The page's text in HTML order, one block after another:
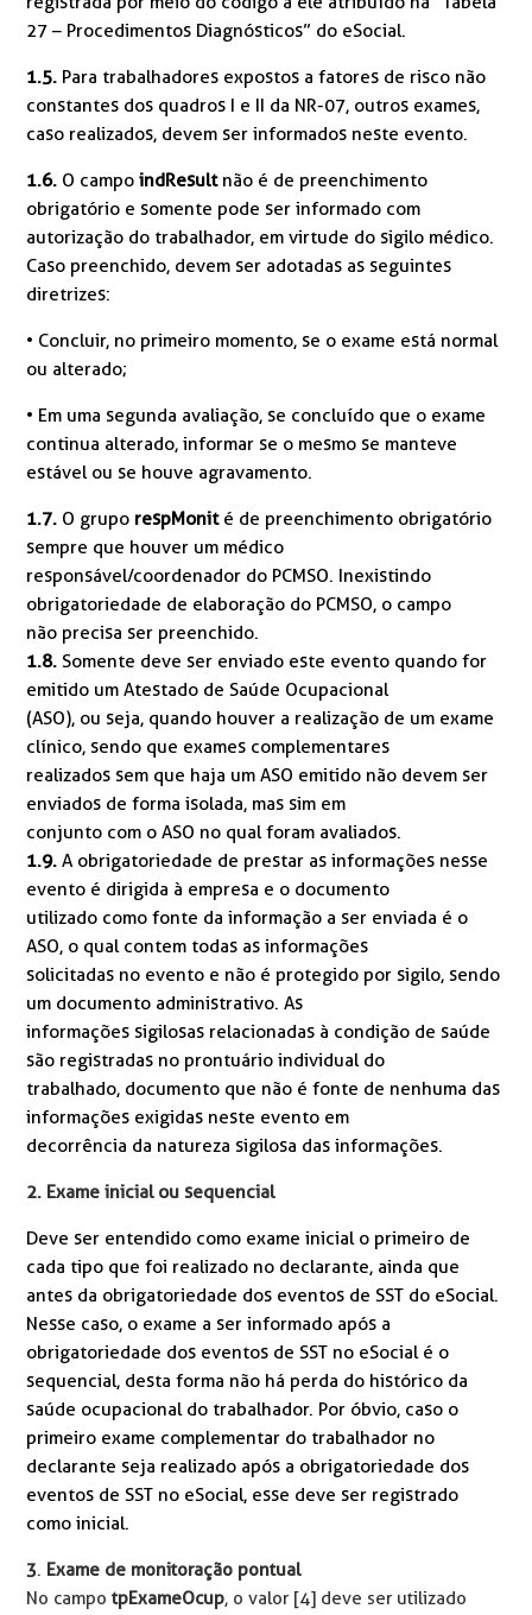
27 – Procedimentos Diagnósticos” do eSocial.
1.5. Para trabalhadores expostos a fatores de risco não
constantes dos quadros I e II da NR-07, outros exames,
caso realizados, devem ser informados neste evento.
1.6. O campoindResultnão é de preenchimento
obrigatório e somente pode ser informado com
autorização do trabalhador, em virtude do sigilo médico.
Caso preenchido, devem ser adotadas as seguintes
diretrizes:
• Concluir, no primeiro momento, se o exame está normal
ou alterado;
• Em uma segunda avaliação, se concluído que o exame
continua alterado, informar se o mesmo se manteve
estável ou se houve agravamento.
1.7. O grupo respMonité de preenchimento obrigatório
sempre que houver um médico
responsável/coordenador do PCMSO. Inexistindo
obrigatoriedade de elaboração do PCMSO, o campo
não precisa ser preenchido.
1.8. Somente deve ser enviado este evento quando for
emitido um Atestado de Saúde Ocupacional
(ASO), ou seja, quando houver a realização de um exame
clínico, sendo que exames complementares
realizados sem que haja um ASO emitido não devem ser
enviados de forma isolada, mas sim em
conjunto com o ASO no qual foram avaliados.
1.9. A obrigatoriedade de prestar as informações nesse
evento é dirigida à empresa e o documento
utilizado como fonte da informação a ser enviada é o
ASO, o qual contem todas as informações
solicitadas no evento e não é protegido por sigilo, sendo
um documento administrativo. As
informações sigilosas relacionadas à condição de saúde
são registradas no prontuário individual do
trabalhado, documento que não é fonte de nenhuma das
informações exigidas neste evento em
decorrência da natureza sigilosa das informações.
2. Exame inicial ou sequencial
Deve ser entendido como exame inicial o primeiro de
cada tipo que foi realizado no declarante, ainda que
antes da obrigatoriedade dos eventos de SST do eSocial.
Nesse caso, o exame a ser informado após a
obrigatoriedade dos eventos de SST no eSocial é o
sequencial, desta forma não há perda do histórico da
saúde ocupacional do trabalhador. Por óbvio, caso o
primeiro exame complementar do trabalhador no
declarante seja realizado após a obrigatoriedade dos
eventos de SST no eSocial, esse deve ser registrado
como inicial.
3. Exame de monitoração pontual
No campotpExameOcup, o valor [4] deve ser utilizado